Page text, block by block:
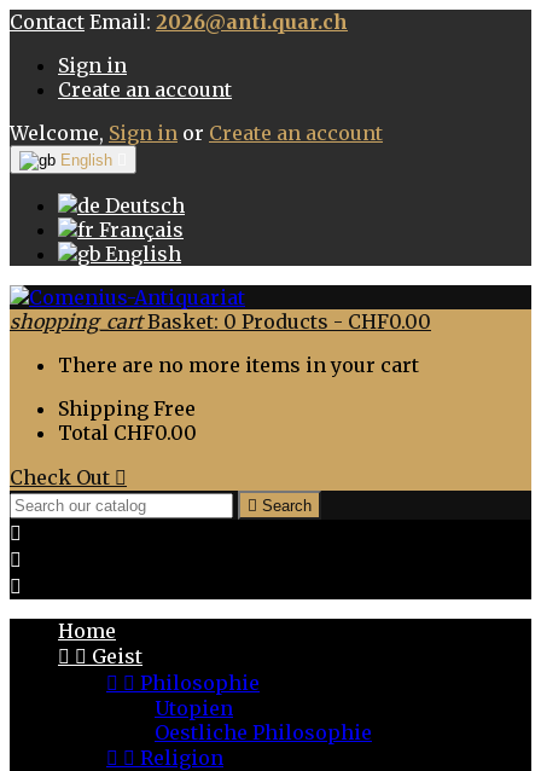
Contact Email: 2026@anti.quar.ch
Sign in
Create an account
Welcome, Sign in or Create an account
English
Deutsch
Français
English
shopping_cart Basket: 0 Products - CHF0.00
There are no more items in your cart
Shipping Free
Total CHF0.00
Check Out 
 Search



Home
  Geist
  Philosophie
Utopien
Oestliche Philosophie
  Religion